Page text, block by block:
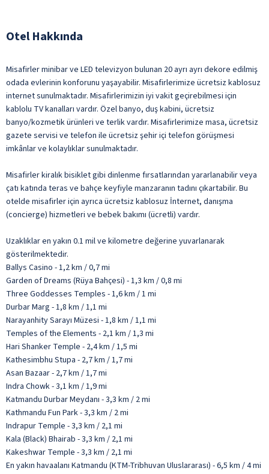
Otel Hakkında
Misafirler minibar ve LED televizyon bulunan 20 ayrı ayrı dekore edilmiş
odada evlerinin konforunu yaşayabilir. Misafirlerimize ücretsiz kablosuz
internet sunulmaktadır. Misafirlerimizin iyi vakit geçirebilmesi için
kablolu TV kanalları vardır. Özel banyo, duş kabini, ücretsiz
banyo/kozmetik ürünleri ve terlik vardır. Misafirlerimize masa, ücretsiz
gazete servisi ve telefon ile ücretsiz şehir içi telefon görüşmesi
imkânlar ve kolaylıklar sunulmaktadır.
Misafirler kiralık bisiklet gibi dinlenme fırsatlarından yararlanabilir veya
çatı katında teras ve bahçe keyfiyle manzaranın tadını çıkartabilir. Bu
otelde misafirler için ayrıca ücretsiz kablosuz İnternet, danışma
(concierge) hizmetleri ve bebek bakımı (ücretli) vardır.
Uzaklıklar en yakın 0.1 mil ve kilometre değerine yuvarlanarak
gösterilmektedir.
Ballys Casino - 1,2 km / 0,7 mi
Garden of Dreams (Rüya Bahçesi) - 1,3 km / 0,8 mi
Three Goddesses Temples - 1,6 km / 1 mi
Durbar Marg - 1,8 km / 1,1 mi
Narayanhity Sarayı Müzesi - 1,8 km / 1,1 mi
Temples of the Elements - 2,1 km / 1,3 mi
Hari Shanker Temple - 2,4 km / 1,5 mi
Kathesimbhu Stupa - 2,7 km / 1,7 mi
Asan Bazaar - 2,7 km / 1,7 mi
Indra Chowk - 3,1 km / 1,9 mi
Katmandu Durbar Meydanı - 3,3 km / 2 mi
Kathmandu Fun Park - 3,3 km / 2 mi
Indrapur Temple - 3,3 km / 2,1 mi
Kala (Black) Bhairab - 3,3 km / 2,1 mi
Kakeshwar Temple - 3,3 km / 2,1 mi
En yakın havaalanı Katmandu (KTM-Tribhuvan Uluslararası) - 6,5 km / 4 mi